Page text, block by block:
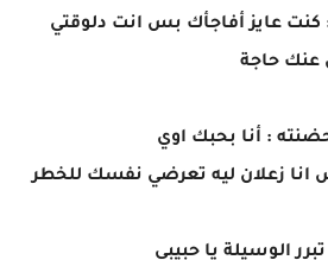
عايز أفاجأك بس انت دلوقتي
عنك حاجة
: أنا بحبك اوي
انا زعلان ليه تعرضي نفسك للخطر
الوسيلة يا حبيبي